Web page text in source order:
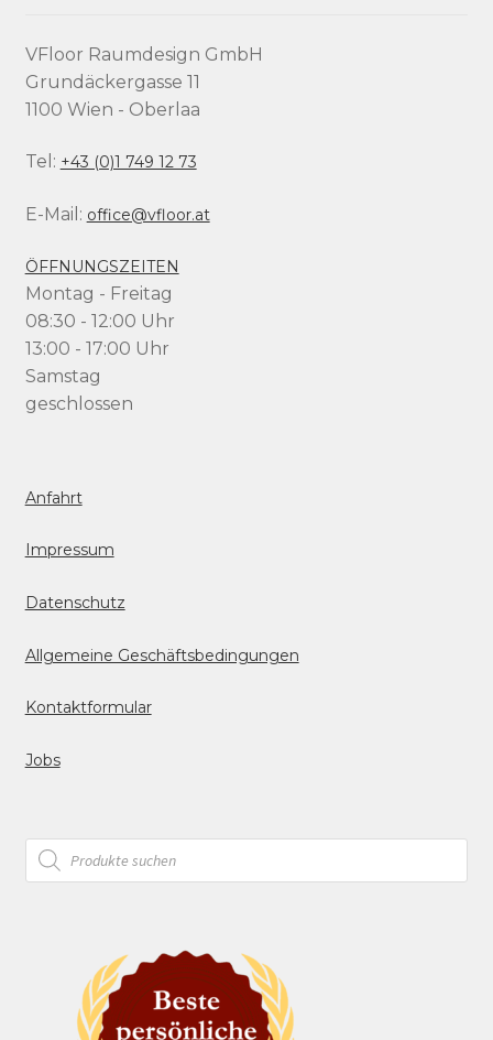
VFloor Raumdesign GmbH
Grundäckergasse 11
1100 Wien - Oberlaa
Tel: +43 (0)1 749 12 73
E-Mail: office@vfloor.at
ÖFFNUNGSZEITEN
Montag - Freitag
08:30 - 12:00 Uhr
13:00 - 17:00 Uhr
Samstag
geschlossen
Anfahrt
Impressum
Datenschutz
Allgemeine Geschäftsbedingungen
Kontaktformular
Jobs
Products
search